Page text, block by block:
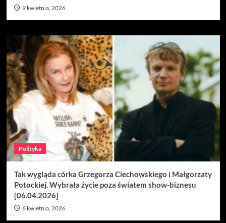
9 kwietnia, 2026
Polityka
Tak wygląda córka Grzegorza Ciechowskiego i Małgorzaty
Potockiej. Wybrała życie poza światem show-biznesu
[06.04.2026]
6 kwietnia, 2026